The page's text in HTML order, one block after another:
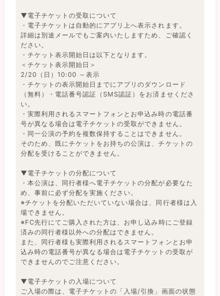
▼電子チケットの受取について
・電子チケットは自動的にアプリ上へ表示されます。
詳細は別途メールでもご案内いたしますため、ご確認く
ださい。
・チケット表示開始日は以下となります。
＜チケット表示開始日＞
2/20（日）10:00 ～表示
・チケットの表示開始日までにアプリのダウンロード
（無料）・電話番号認証（SMS認証）をお済ませくださ
い。
・実際利用されるスマートフォンとお申込み時の電話番
号が異なる場合は電子チケットの受取ができません。
・同一公演の予約を複数保持することはできません。
そのため、既にチケットをお持ちの公演は、チケットの
分配を受けることができません。
▼電子チケットの分配について
・本公演は、同行者様へ電子チケットの分配が必要なた
め、事前に必ず分配を実施ください。
※チケットを分配いただいていない場合は、同行者様は入
場できません。
※FC先行にてご購入された方は、お申し込み時にご登録
済みの同行者様以外への分配はできません。
また、同行者様も実際利用されるスマートフォンとお申
込み時の電話番号が異なる場合は電子チケットの受取が
できませんのでご注意ください。
▼電子チケットの入場について
ご入場の際は、電子チケットの「入場/引換」画面の状態